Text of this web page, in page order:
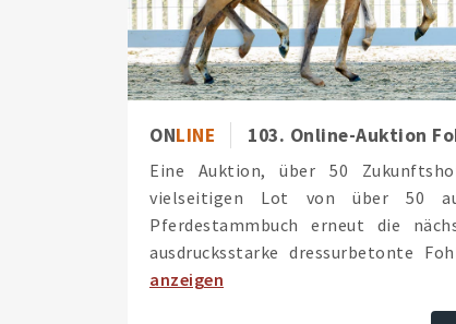
ONLINE 103. Online-Auktion
Eine Auktion, über 50
vielseitigen Lot von über 50
Pferdestammbuch erneut die
ausdrucksstarke dressurbetonte
anzeigen